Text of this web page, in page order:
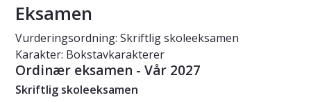
Eksamen
Vurderingsordning: Skriftlig skoleeksamen
Karakter: Bokstavkarakterer
Ordinær eksamen - Vår 2027
Skriftlig skoleeksamen